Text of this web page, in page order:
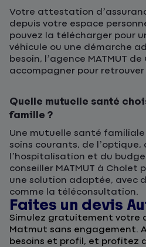
Votre attestation
depuis votre espace
pouvez la télécharger pour
véhicule ou une démarche
besoin, l’agence MATMUT
accompagner pour
Quelle mutuelle santé
famille ?
Une mutuelle santé
soins courants, de
l’hospitalisation et du
conseiller MATMUT à Cholet
une solution adaptée, avec
comme la téléconsultation.
Faites un devis
Simulez gratuitement votre
Matmut sans engagement.
besoins et profil, et profitez